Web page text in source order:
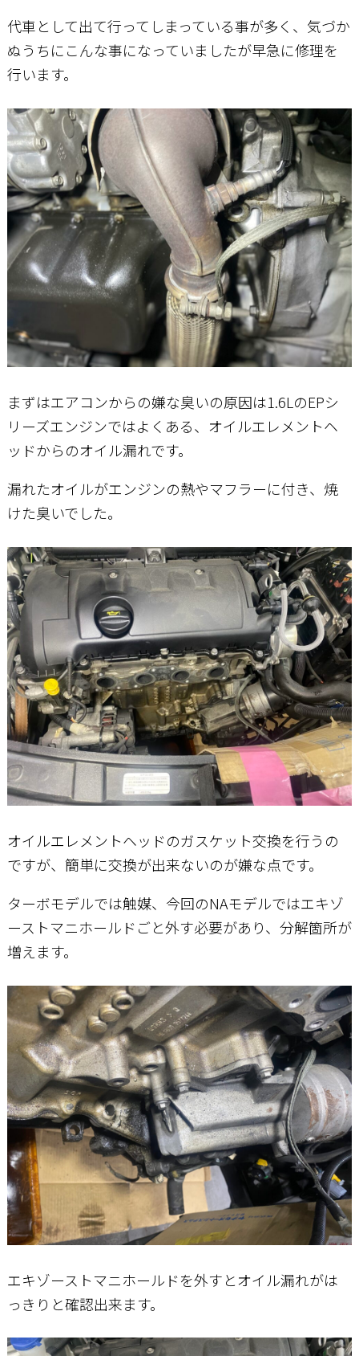
代車として出て行ってしまっている事が多く、気づか
ぬうちにこんな事になっていましたが早急に修理を
行います。
まずはエアコンからの嫌な臭いの原因は1.6LのEPシ
リーズエンジンではよくある、オイルエレメントヘ
ッドからのオイル漏れです。
漏れたオイルがエンジンの熱やマフラーに付き、焼
けた臭いでした。
オイルエレメントヘッドのガスケット交換を行うの
ですが、簡単に交換が出来ないのが嫌な点です。
ターボモデルでは触媒、今回のNAモデルではエキゾ
ーストマニホールドごと外す必要があり、分解箇所が
増えます。
エキゾーストマニホールドを外すとオイル漏れがは
っきりと確認出来ます。